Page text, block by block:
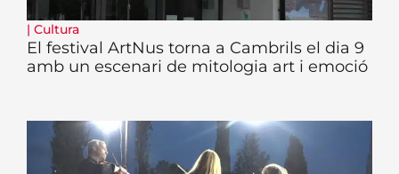
| Cultura
El festival ArtNus torna a Cambrils el dia 9
amb un escenari de mitologia art i emoció